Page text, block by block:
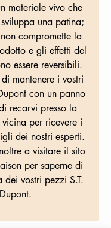
materiale vivo che
una patina;
compromette la
e gli effetti del
essere reversibili.
mantenere i vostri
con un panno
recarvi presso la
per ricevere i
dei nostri esperti.
a visitare il sito
per saperne di
dei vostri pezzi S.T.
Dupont.